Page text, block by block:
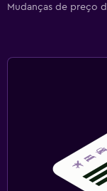
Mudanças de preço